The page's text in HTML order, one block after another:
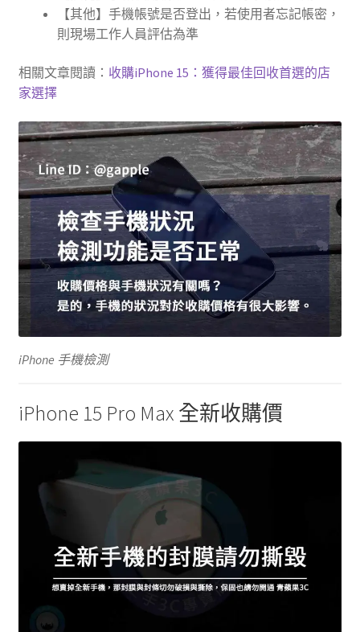
【其他】手機帳號是否登出，若使用者忘記帳密，
則現場工作人員評估為準
相關文章閱讀： 收購iPhone 15：獲得最佳回收首選的店
家選擇
iPhone 手機檢測
iPhone 15 Pro Max 全新收購價